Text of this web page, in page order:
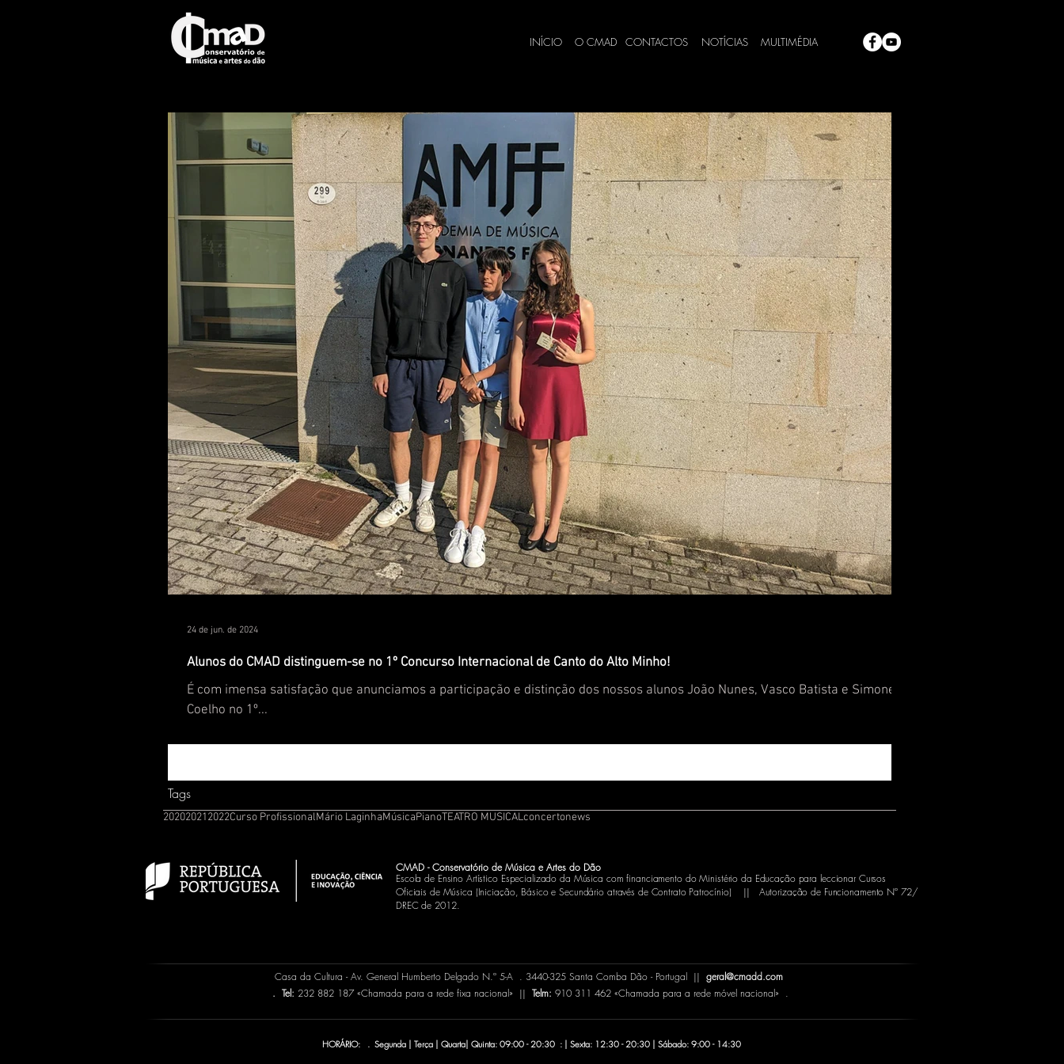
INÍCIO O CMAD CONTACTOS NOTÍCIAS MULTIMÉDIA
Alunos do CMAD distinguem-se no 1º Concurso Internacional de Canto do Alto Minho!
É com imensa satisfação que anunciamos a participação e distinção dos nossos alunos João Nunes, Vasco Batista e Simone
Coelho no 1º...
24 de jun. de 2024
Tags
202020212022Curso ProfissionalMário LaginhaMúsicaPianoTEATRO MUSICALconcertonews
CMAD - Conservatório de Música e Artes do Dão
Escola de Ensino Artístico Especializado da Música com financiamento do Ministério da Educação para leccionar Cursos
Oficiais de Música (Iniciação, Básico e Secundário através de Contrato Patrocínio) || Autorização de Funcionamento Nº 72/
DREC de 2012.
Casa da Cultura - Av. General Humberto Delgado N.º 5-A . 3440-325 Santa Comba Dão - Portugal || geral@cmadd.com
. Tel: 232 882 187 «Chamada para a rede fixa nacional» || Telm: 910 311 462 «Chamada para a rede móvel nacional» .
HORÁRIO: . Segunda | Terça | Quarta| Quinta: 09:00 - 20:30 : | Sexta: 12:30 - 20:30 | Sábado: 9:00 - 14:30